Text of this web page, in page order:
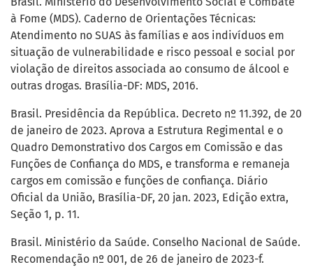
à Fome (MDS). Caderno de Orientações Técnicas:
Atendimento no SUAS às famílias e aos indivíduos em
situação de vulnerabilidade e risco pessoal e social por
violação de direitos associada ao consumo de álcool e
outras drogas. Brasília-DF: MDS, 2016.
Brasil. Presidência da República. Decreto nº 11.392, de 20
de janeiro de 2023. Aprova a Estrutura Regimental e o
Quadro Demonstrativo dos Cargos em Comissão e das
Funções de Confiança do MDS, e transforma e remaneja
cargos em comissão e funções de confiança. Diário
Oficial da União, Brasília-DF, 20 jan. 2023, Edição extra,
Seção 1, p. 11.
Brasil. Ministério da Saúde. Conselho Nacional de Saúde.
Recomendação nº 001, de 26 de janeiro de 2023-f.